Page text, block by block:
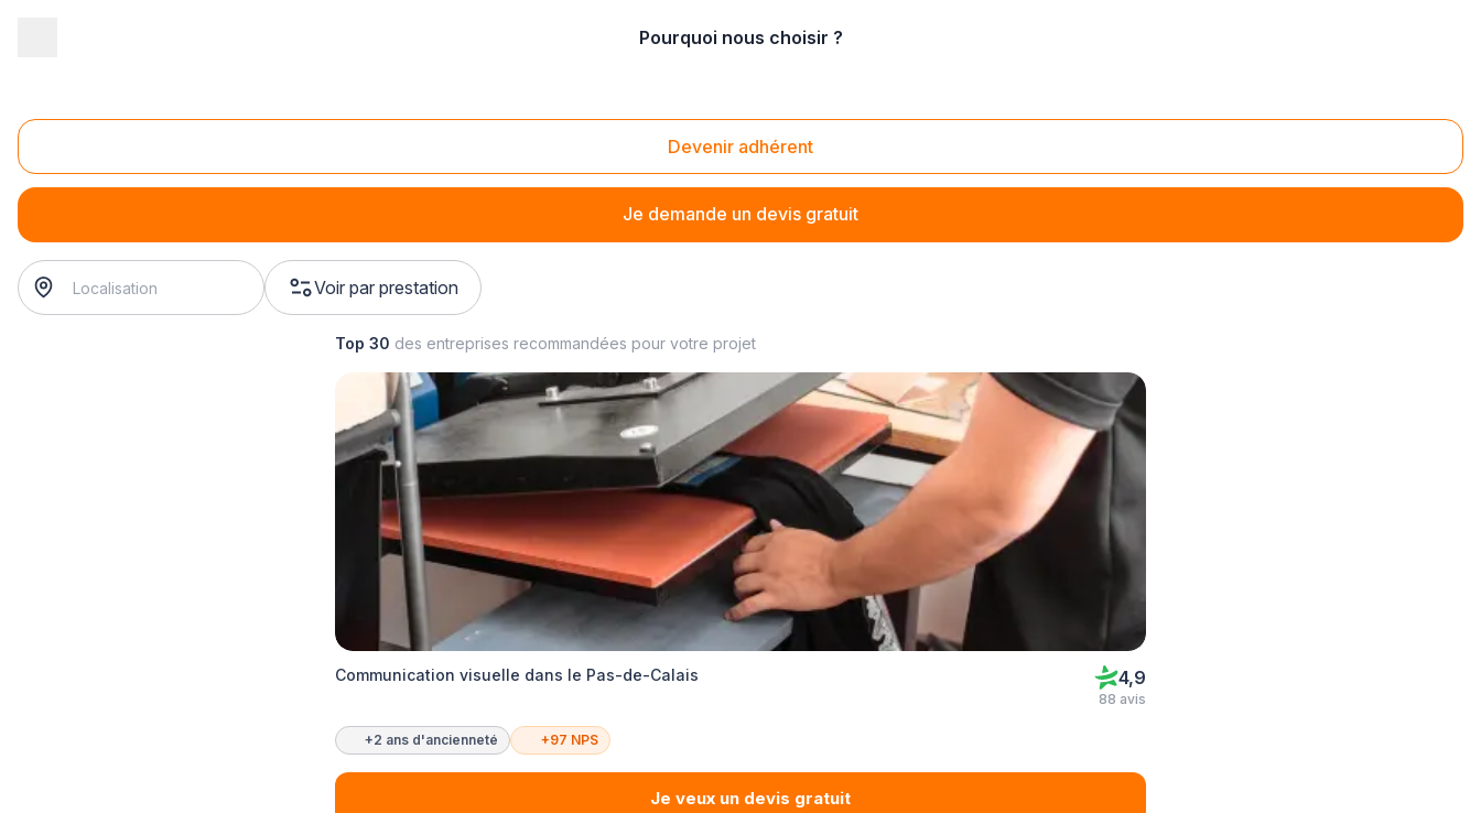
Pourquoi nous choisir ?
Devenir adhérent
Je demande un devis gratuit
Fabrication de totem signalétique
fabrication de totem signalétique
Voir par prestation
Top 30 des entreprises recommandées pour votre projet
Communication visuelle dans le Pas-de-Calais 4,9
88 avis
+2 ans d'ancienneté +97 NPS
Je veux un devis gratuit